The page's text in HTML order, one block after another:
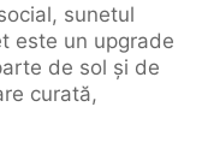
sunetul
este un upgrade
de sol și de
curată,